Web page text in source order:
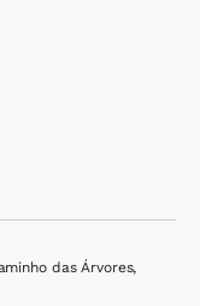
das Árvores,